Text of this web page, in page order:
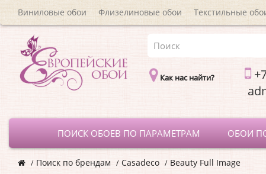
Виниловые обои Флизелиновые обои Текстильные
Как нас найти?
ПОИСК ОБОЕВ ПО ПАРАМЕТРАМ ОБОИ
Поиск по брендам Casadeco Beauty Full Image